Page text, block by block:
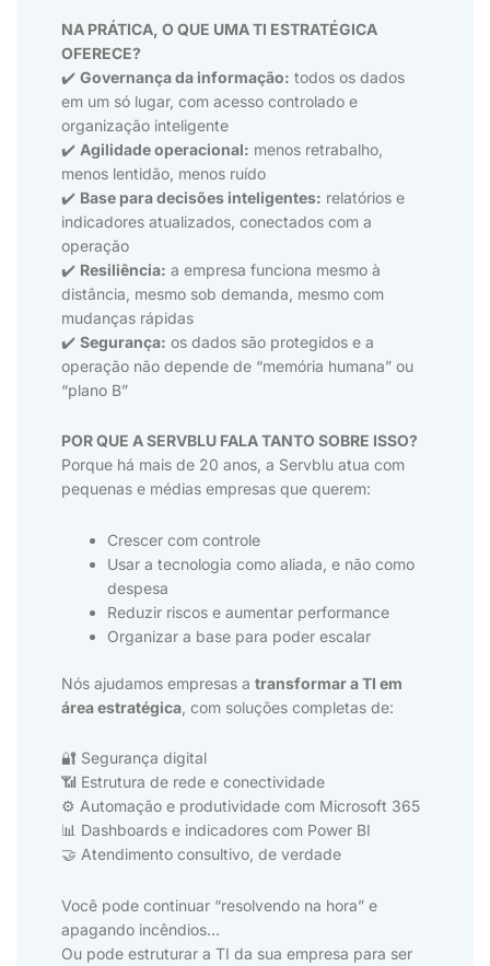
NA PRÁTICA, O QUE UMA TI ESTRATÉGICA
OFERECE?
✔️Governança da informação: todos os dados
em um só lugar, com acesso controlado e
organização inteligente
✔️ Agilidade operacional: menos retrabalho,
menos lentidão, menos ruído
✔️ Base para decisões inteligentes: relatórios e
indicadores atualizados, conectados com a
operação
✔️ Resiliência: a empresa funciona mesmo à
distância, mesmo sob demanda, mesmo com
mudanças rápidas
✔️Segurança: os dados são protegidos e a
operação não depende de “memória humana” ou
“plano B”
POR QUE A SERVBLU FALA TANTO SOBRE ISSO?
Porque há mais de 20 anos, a Servblu atua com
pequenas e médias empresas que querem:
Crescer com controle
Usar a tecnologia como aliada, e não como
despesa
Reduzir riscos e aumentar performance
Organizar a base para poder escalar
Nós ajudamos empresas atransformar a TI em
área estratégica , com soluções completas de:
🔐 Segurança digital
📶 Estrutura de rede e conectividade
⚙️ Automação e produtividade com Microsoft 365
📊 Dashboards e indicadores com Power BI
🤝 Atendimento consultivo, de verdade
Você pode continuar “resolvendo na hora” e
apagando incêndios…
Ou pode estruturar a TI da sua empresa para ser